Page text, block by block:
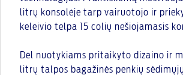
litrų konsolėje tarp vairuotojo ir
keleivio telpa 15 colių nešiojamasis
Dėl nuotykiams pritaikyto dizaino ir
litrų talpos bagažinės penkių